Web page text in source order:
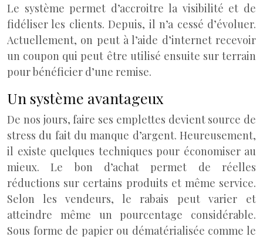
Le système permet d’accroitre la visibilité et de
fidéliser les clients. Depuis, il n’a cessé d’évoluer.
Actuellement, on peut à l’aide d’internet recevoir
un coupon qui peut être utilisé ensuite sur terrain
pour bénéficier d’une remise.
Un système avantageux
De nos jours, faire ses emplettes devient source de
stress du fait du manque d’argent. Heureusement,
il existe quelques techniques pour économiser au
mieux. Le bon d’achat permet de réelles
réductions sur certains produits et même service.
Selon les vendeurs, le rabais peut varier et
atteindre même un pourcentage considérable.
Sous forme de papier ou dématérialisée comme le